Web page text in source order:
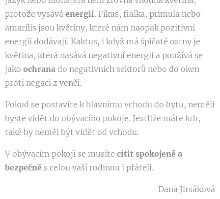
protože vysává energii. Fíkus, fialka, primula nebo
amarilis jsou květiny, které nám naopak pozitivní
energii dodávají. Kaktus, i když má špičaté ostny je
květina, která nasává negativní energii a používá se
jako ochrana do negativních sektorů nebo do oken
proti negaci z venčí.
Pokud se postavíte k hlavnímu vchodu do bytu, neměli
byste vidět do obývacího pokoje. Jestliže máte krb,
také by neměl být vidět od vchodu.
V obývacím pokoji se musíte cítit spokojeně a
bezpečně s celou vaší rodinou i přáteli.
Dana Jirsáková